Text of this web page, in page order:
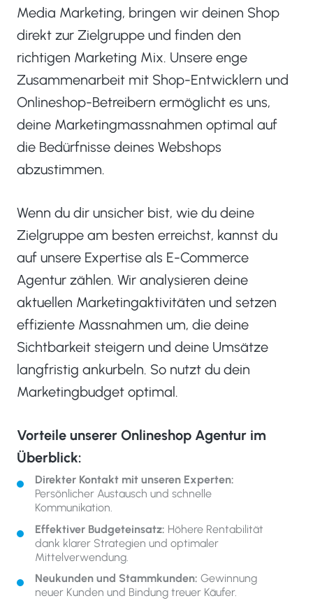
Media Marketing, bringen wir deinen Shop
direkt zur Zielgruppe und finden den
richtigen Marketing Mix. Unsere enge
Zusammenarbeit mit Shop-Entwicklern und
Onlineshop-Betreibern ermöglicht es uns,
deine Marketingmassnahmen optimal auf
die Bedürfnisse deines Webshops
abzustimmen.
Wenn du dir unsicher bist, wie du deine
Zielgruppe am besten erreichst, kannst du
auf unsere Expertise als E-Commerce
Agentur zählen. Wir analysieren deine
aktuellen Marketingaktivitäten und setzen
effiziente Massnahmen um, die deine
Sichtbarkeit steigern und deine Umsätze
langfristig ankurbeln. So nutzt du dein
Marketingbudget optimal.
Vorteile unserer Onlineshop Agentur im
Überblick:
Direkter Kontakt mit unseren Experten:
Persönlicher Austausch und schnelle
Kommunikation.
Effektiver Budgeteinsatz: Höhere Rentabilität
dank klarer Strategien und optimaler
Mittelverwendung.
Neukunden und Stammkunden: Gewinnung
neuer Kunden und Bindung treuer Käufer.